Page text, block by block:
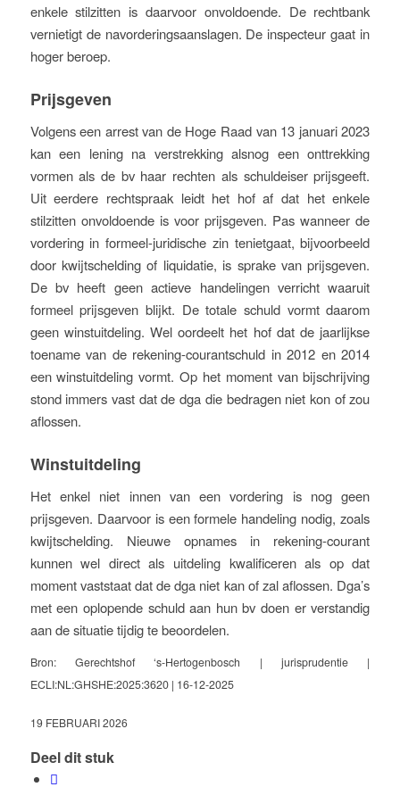
enkele stilzitten is daarvoor onvoldoende. De rechtbank
vernietigt de navorderingsaanslagen. De inspecteur gaat in
hoger beroep.
Prijsgeven
Volgens een arrest van de Hoge Raad van 13 januari 2023
kan een lening na verstrekking alsnog een onttrekking
vormen als de bv haar rechten als schuldeiser prijsgeeft.
Uit eerdere rechtspraak leidt het hof af dat het enkele
stilzitten onvoldoende is voor prijsgeven. Pas wanneer de
vordering in formeel-juridische zin tenietgaat, bijvoorbeeld
door kwijtschelding of liquidatie, is sprake van prijsgeven.
De bv heeft geen actieve handelingen verricht waaruit
formeel prijsgeven blijkt. De totale schuld vormt daarom
geen winstuitdeling. Wel oordeelt het hof dat de jaarlijkse
toename van de rekening-courantschuld in 2012 en 2014
een winstuitdeling vormt. Op het moment van bijschrijving
stond immers vast dat de dga die bedragen niet kon of zou
aflossen.
Winstuitdeling
Het enkel niet innen van een vordering is nog geen
prijsgeven. Daarvoor is een formele handeling nodig, zoals
kwijtschelding. Nieuwe opnames in rekening-courant
kunnen wel direct als uitdeling kwalificeren als op dat
moment vaststaat dat de dga niet kan of zal aflossen. Dga’s
met een oplopende schuld aan hun bv doen er verstandig
aan de situatie tijdig te beoordelen.
Bron: Gerechtshof ‘s-Hertogenbosch | jurisprudentie |
ECLI:NL:GHSHE:2025:3620 | 16-12-2025
19 FEBRUARI 2026
Deel dit stuk